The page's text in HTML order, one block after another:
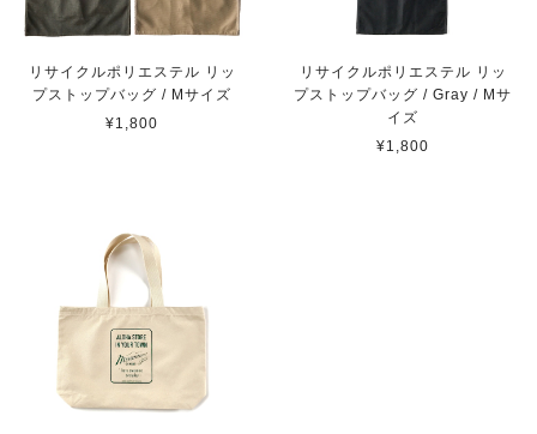
リサイクルポリエステル リッ
プストップバッグ / Mサイズ
¥1,800
リサイクルポリエステル リッ
プストップバッグ / Gray / Mサ
イズ
¥1,800